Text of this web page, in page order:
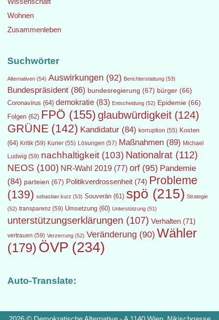
Wohnen
Zusammenleben
Suchwörter
Alternativen (54) Auswirkungen (92) Berichterstattung (53)
Bundespräsident (86) bundesregierung (67) bürger (66)
Coronavirus (64) demokratie (83) Entscheidung (52) Epidemie (66)
Folgen (62) FPÖ (155) glaubwürdigkeit (124)
GRÜNE (142) Kandidatur (84) korruption (55) Kosten
(64) Kritik (59) Kurier (55) Lösungen (57) Maßnahmen (89) Michael
Ludwig (59) nachhaltigkeit (103) Nationalrat (112)
NEOS (100) NR-Wahl 2019 (77) orf (95) Pandemie
(84) parteien (67) Politikverdrossenheit (74) Probleme
(139) sebastian kurz (53) Souverän (61) spö (215) Strategie
(52) transparenz (59) Umsetzung (60) Unterstützung (51)
unterstützungserklärungen (107) Verhalten (71)
vertrauen (59) Verzerrung (52) Veränderung (90) Wähler
(179) ÖVP (234)
Auto-Translate: